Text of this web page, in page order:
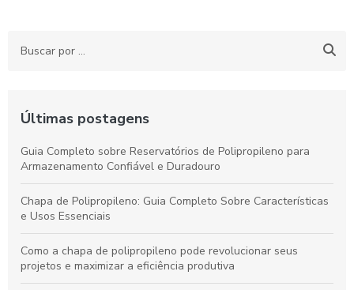
Últimas postagens
Guia Completo sobre Reservatórios de Polipropileno para
Armazenamento Confiável e Duradouro
Chapa de Polipropileno: Guia Completo Sobre Características
e Usos Essenciais
Como a chapa de polipropileno pode revolucionar seus
projetos e maximizar a eficiência produtiva